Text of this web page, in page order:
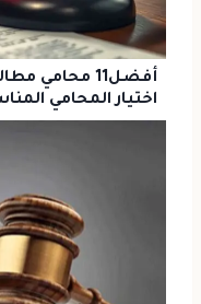
أفضل11
اختيار المحامي